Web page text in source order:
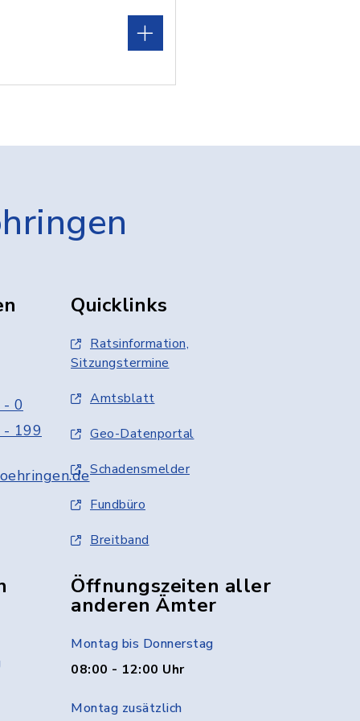
0
199
Quicklinks
Ratsinformation,
Sitzungstermine
Amtsblatt
Geo-Datenportal
Schadensmelder
Fundbüro
Breitband
Öffnungszeiten aller
anderen Ämter
Montag bis Donnerstag
08:00 - 12:00 Uhr
Montag zusätzlich